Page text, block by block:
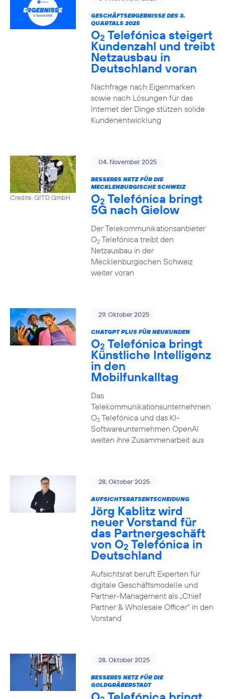
GESCHÄFTSERGEBNISSE DES 3.
QUARTALS 2025
O2 Telefónica steigert
Kundenzahl und treibt
Netzausbau in
Deutschland voran
Nachfrage nach Eigenmarken
sowie nach Lösungen für das
Internet der Dinge stützen solide
Kundenentwicklung
Credits: GfTD GmbH
04. November 2025
BESSERES NETZ FÜR DIE
MECKLENBURGISCHE SCHWEIZ
O2 Telefónica bringt
5G nach Gielow
Der Telekommunikationsanbieter
O2Telefónica treibt den
Netzausbau in der
Mecklenburgischen Schweiz
weiter voran
29. Oktober 2025
CHATGPT PLUS FÜR NEUKUNDEN
O2 Telefónica bringt
Künstliche Intelligenz
in den
Mobilfunkalltag
Das
Telekommunikationsunternehmen
O2Telefónica und das KI-
Softwareunternehmen OpenAI
weiten ihre Zusammenarbeit aus
28. Oktober 2025
AUFSICHTSRATSENTSCHEIDUNG
Jörg Kablitz wird
neuer Vorstand für
das Partnergeschäft
von O2 Telefónica in
Deutschland
Aufsichtsrat beruft Experten für
digitale Geschäftsmodelle und
Partner-Management als „Chief
Partner & Wholesale Officer“ in den
Vorstand
28. Oktober 2025
BESSERES NETZ FÜR DIE
GOLDGRÄBERSTADT